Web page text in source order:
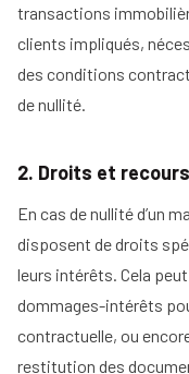
transactions
clients impliqués,
des conditions
de nullité.
2. Droits et
En cas de nullité d’un
disposent de droits
leurs intérêts. Cela
dommages-intérêts
contractuelle, ou
restitution des